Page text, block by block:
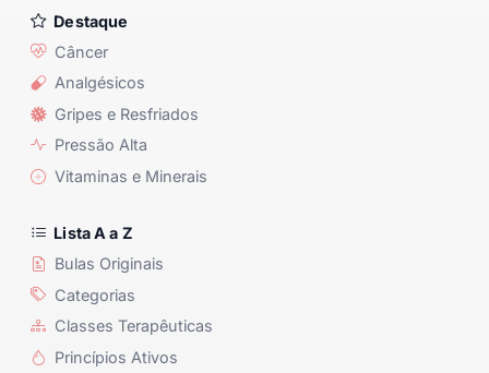
Destaque
Câncer
Analgésicos
Gripes e Resfriados
Pressão Alta
Vitaminas e Minerais
Lista A a Z
Bulas Originais
Categorias
Classes Terapêuticas
Princípios Ativos